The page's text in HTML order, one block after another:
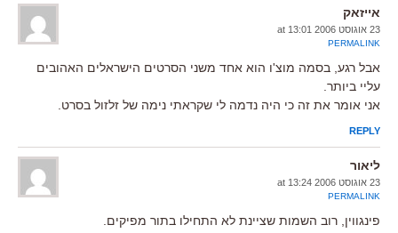
אייזאק
23 אוגוסט 2006 at 13:01
PERMALINK
אבל רגע, בסמה מוצ'ו הוא אחד משני הסרטים הישראלים האהובים
עליי ביותר.
אני אומר את זה כי היה נדמה לי שקראתי נימה של זלזול בסרט.
REPLY
ליאור
23 אוגוסט 2006 at 13:24
PERMALINK
פינגווין, רוב השמות שציינת לא התחילו בתור מפיקים.